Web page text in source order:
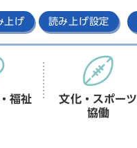
上げ 読み上げ設定
福祉
文化・スポーツ
協働